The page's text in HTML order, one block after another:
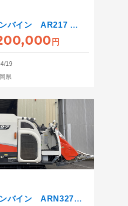
バイン AR217 …
円
19
県
バイン ARN327…